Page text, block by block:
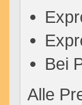
Bei
Alle